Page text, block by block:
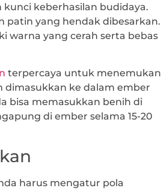
keberhasilan budidaya.
patin yang hendak dibesarkan.
warna yang cerah serta bebas
terpercaya untuk menemukan
dimasukkan ke dalam ember
bisa memasukkan benih di
di ember selama 15-20
harus mengatur pola